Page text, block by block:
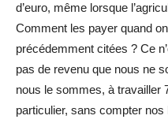
d’euro, même lorsque
Comment les payer quand
précédemment citées ? Ce
pas de revenu que nous ne
nous le sommes, à travailler
particulier, sans compter